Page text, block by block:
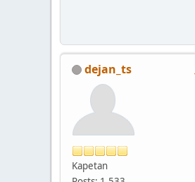
dejan_ts
Kapetan